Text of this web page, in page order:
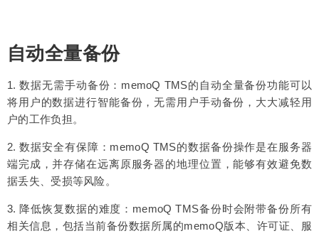
自动全量备份
1. 数据无需手动备份：memoQ TMS的自动全量备份功能可以
将用户的数据进行智能备份，无需用户手动备份，大大减轻用
户的工作负担。
2. 数据安全有保障：memoQ TMS的数据备份操作是在服务器
端完成，并存储在远离原服务器的地理位置，能够有效避免数
据丢失、受损等风险。
3. 降低恢复数据的难度：memoQ TMS备份时会附带备份所有
相关信息，包括当前备份数据所属的memoQ版本、许可证、服